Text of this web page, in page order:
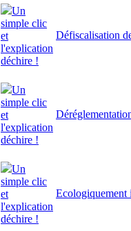
Un
simple clic
et
l'explication
déchire !
Défiscalisation
Un
simple clic
et
l'explication
déchire !
Un
simple clic
et
l'explication
déchire !
Ecologiquement